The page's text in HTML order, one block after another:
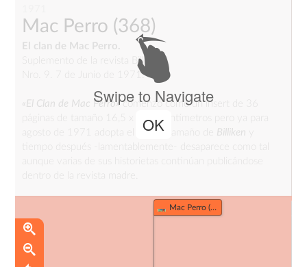
Mac Perro (368)
El clan de Mac Perro.
Suplemento de la revista Billiken.
Nro. 9. 7 de Junio de 1971.
«El Clan de Mac Perro»comenzó como un insert de 36
páginas de tamaño 16,5 x 22,5 centímetros pero ya para
agosto de 1971 adopta el mismo tamaño de Billiken
Fuente
BILLIKEN, sus Dibujantes y sus Historietas
Swipe to Navigate
OK
Mac Perro (368)